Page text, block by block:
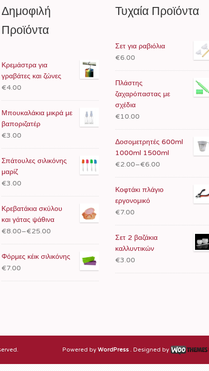
Δημοφιλή
Προϊόντα
Κρεμάστρα για
γραβάτες και ζώνες
€4.00
Μπουκαλάκια μικρά με
βαποριζατέρ
€3.00
Σπάτουλες σιλικόνης
μαρίζ
€3.00
Κρεβατάκια σκύλου
και γάτας ψάθινα
€8.00–€25.00
Φόρμες κέικ σιλικόνης
€7.00
Τυχαία Προϊόντα
Σετ για ραβιόλια
€6.00
Πλάστης
ζαχαρόπαστας με
σχέδια
€10.00
Δοσομετρητές 600ml
1000ml 1500ml
€2.00–€6.00
Κοφτάκι πλάγιο
εργονομικό
€7.00
Σετ 2 βαζάκια
καλλυντικών
€3.00
Powered by WordPress . Designed by